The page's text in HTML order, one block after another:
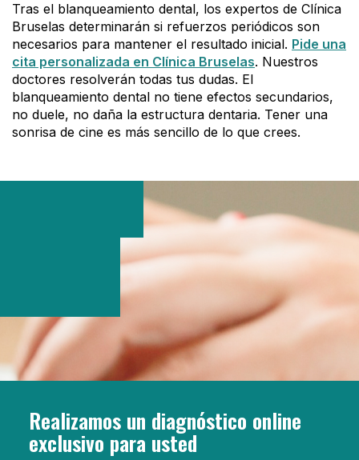
Tras el blanqueamiento dental, los expertos de Clínica
Bruselas determinarán si refuerzos periódicos son
necesarios para mantener el resultado inicial. Pide una
cita personalizada en Clínica Bruselas. Nuestros
doctores resolverán todas tus dudas. El
blanqueamiento dental no tiene efectos secundarios,
no duele, no daña la estructura dentaria. Tener una
sonrisa de cine es más sencillo de lo que crees.
Realizamos un diagnóstico online
exclusivo para usted